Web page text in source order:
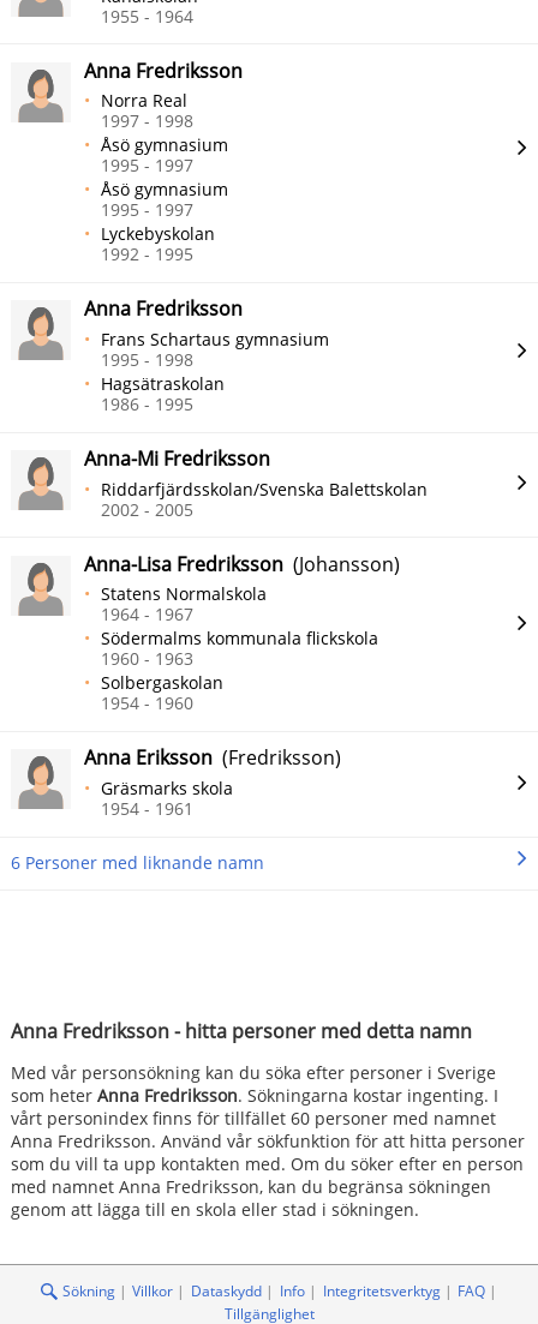
Anna Fredriksson - hitta personer med detta namn
Med vår personsökning kan du söka efter personer i Sverige
som heter Anna Fredriksson. Sökningarna kostar ingenting. I
vårt personindex finns för tillfället 60 personer med namnet
Anna Fredriksson. Använd vår sökfunktion för att hitta personer
som du vill ta upp kontakten med. Om du söker efter en person
med namnet Anna Fredriksson, kan du begränsa sökningen
genom att lägga till en skola eller stad i sökningen.
1955 - 1964
Anna Fredriksson
Norra Real
1997 - 1998
Åsö gymnasium
1995 - 1997
Åsö gymnasium
1995 - 1997
Lyckebyskolan
1992 - 1995
Anna Fredriksson
Frans Schartaus gymnasium
1995 - 1998
Hagsätraskolan
1986 - 1995
Anna-Mi Fredriksson
Riddarfjärdsskolan/Svenska Balettskolan
2002 - 2005
Anna-Lisa Fredriksson (Johansson)
Statens Normalskola
1964 - 1967
Södermalms kommunala flickskola
1960 - 1963
Solbergaskolan
1954 - 1960
Anna Eriksson (Fredriksson)
Gräsmarks skola
1954 - 1961
6 Personer med liknande namn
Sökning Villkor Dataskydd Info Integritetsverktyg
FAQ
Tillgänglighet